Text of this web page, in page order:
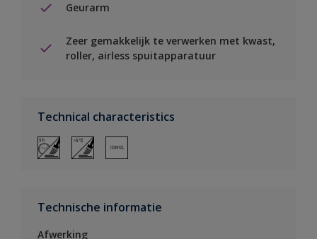
Geurarm
Zeer gemakkelijk te verwerken met kwast,
roller, airless spuitapparatuur
Technical characteristics
Technische informatie
Afwerking